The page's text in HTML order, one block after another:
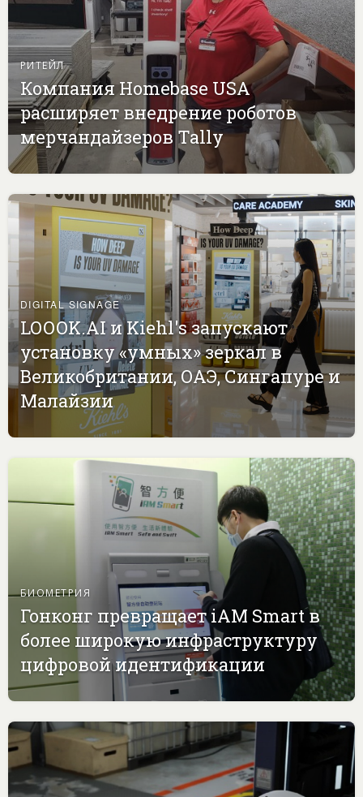
РИТЕЙЛ
Компания Homebase USA
расширяет внедрение роботов
мерчандайзеров Tally
DIGITAL SIGNAGE
LOOOK.AI и Kiehl's запускают
установку «умных» зеркал в
Великобритании, ОАЭ, Сингапуре и
Малайзии
БИОМЕТРИЯ
Гонконг превращает iAM Smart в
более широкую инфраструктуру
цифровой идентификации